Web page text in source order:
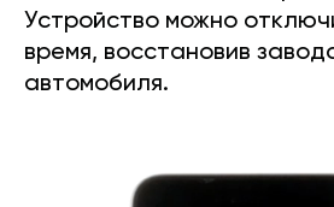
Устройство можно
время, восстановив
автомобиля.